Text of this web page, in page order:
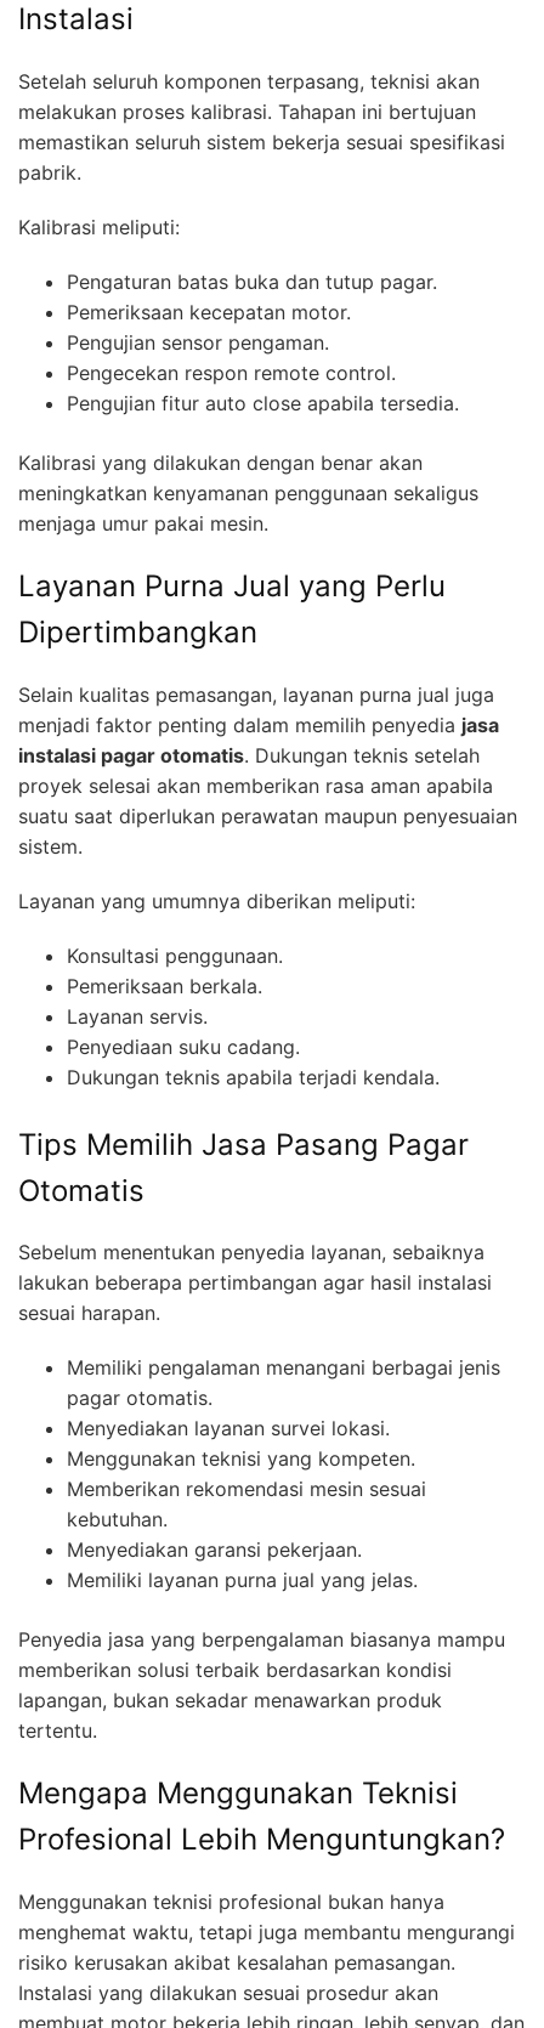
Instalasi
Setelah seluruh komponen terpasang, teknisi akan
melakukan proses kalibrasi. Tahapan ini bertujuan
memastikan seluruh sistem bekerja sesuai spesifikasi
pabrik.
Kalibrasi meliputi:
Pengaturan batas buka dan tutup pagar.
Pemeriksaan kecepatan motor.
Pengujian sensor pengaman.
Pengecekan respon remote control.
Pengujian fitur auto close apabila tersedia.
Kalibrasi yang dilakukan dengan benar akan
meningkatkan kenyamanan penggunaan sekaligus
menjaga umur pakai mesin.
Layanan Purna Jual yang Perlu
Dipertimbangkan
Selain kualitas pemasangan, layanan purna jual juga
menjadi faktor penting dalam memilih penyedia jasa
instalasi pagar otomatis. Dukungan teknis setelah
proyek selesai akan memberikan rasa aman apabila
suatu saat diperlukan perawatan maupun penyesuaian
sistem.
Layanan yang umumnya diberikan meliputi:
Konsultasi penggunaan.
Pemeriksaan berkala.
Layanan servis.
Penyediaan suku cadang.
Dukungan teknis apabila terjadi kendala.
Tips Memilih Jasa Pasang Pagar
Otomatis
Sebelum menentukan penyedia layanan, sebaiknya
lakukan beberapa pertimbangan agar hasil instalasi
sesuai harapan.
Memiliki pengalaman menangani berbagai jenis
pagar otomatis.
Menyediakan layanan survei lokasi.
Menggunakan teknisi yang kompeten.
Memberikan rekomendasi mesin sesuai
kebutuhan.
Menyediakan garansi pekerjaan.
Memiliki layanan purna jual yang jelas.
Penyedia jasa yang berpengalaman biasanya mampu
memberikan solusi terbaik berdasarkan kondisi
lapangan, bukan sekadar menawarkan produk
tertentu.
Mengapa Menggunakan Teknisi
Profesional Lebih Menguntungkan?
Menggunakan teknisi profesional bukan hanya
menghemat waktu, tetapi juga membantu mengurangi
risiko kerusakan akibat kesalahan pemasangan.
Instalasi yang dilakukan sesuai prosedur akan